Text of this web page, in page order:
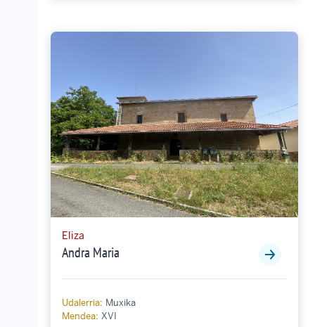
Eliza
Andra Maria
Udalerria: Muxika
Mendea: XVI